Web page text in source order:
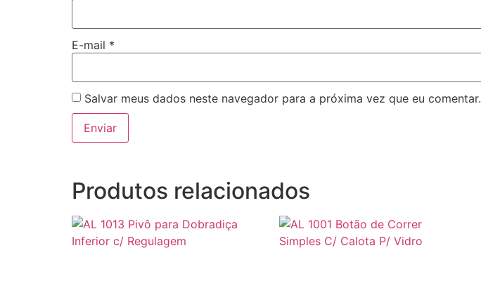
E-mail *
Salvar meus dados neste navegador para a próxima vez que eu comentar.
Produtos relacionados